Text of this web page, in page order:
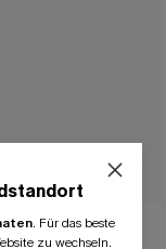
V-Ausschnitt Mini-
. Für das beste
zu wechseln.